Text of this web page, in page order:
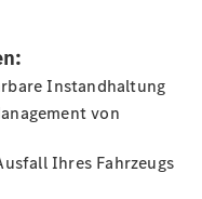
Instandhaltung
von
Ihres Fahrzeugs